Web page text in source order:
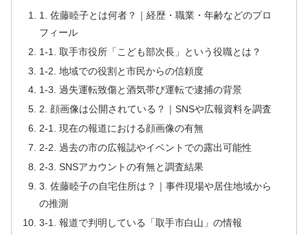
1. 佐藤睦子とは何者？｜経歴・職業・年齢などのプロ
フィール
1-1. 取手市役所「こども部次長」という役職とは？
1-2. 地域での役割と市民からの信頼度
1-3. 過失運転致傷と酒気帯び運転で逮捕の背景
2. 顔画像は公開されている？｜SNSや広報資料を調査
2-1. 現在の報道における顔画像の有無
2-2. 過去の市の広報誌やイベントでの露出可能性
2-3. SNSアカウントの有無と調査結果
3. 佐藤睦子の自宅住所は？｜事件現場や居住地域から
の推測
3-1. 報道で判明している「取手市白山」の情報